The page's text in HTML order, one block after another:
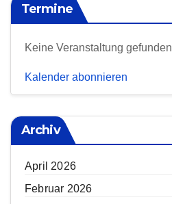
Termine
Keine Veranstaltung gefunden
Kalender abonnieren
Archiv
April 2026
Februar 2026